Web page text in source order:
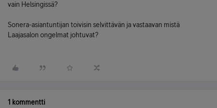
vain Helsingissä?
Sonera-asiantuntijan toivisin selvittävän ja vastaavan mistä
Laajasalon ongelmat johtuvat?
1 kommentti